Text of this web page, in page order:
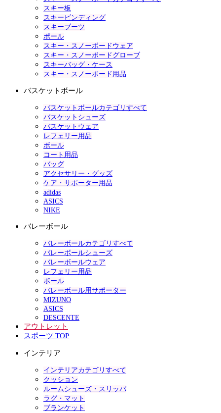
スキー板
スキービンディング
スキーブーツ
ポール
スキー・スノーボードウェア
スキー・スノーボードグローブ
スキーバッグ・ケース
スキー・スノーボード用品
バスケットボール
バスケットボールカテゴリすべて
バスケットシューズ
バスケットウェア
レフェリー用品
ボール
コート用品
バッグ
アクセサリー・グッズ
ケア・サポーター用品
adidas
ASICS
NIKE
バレーボール
バレーボールカテゴリすべて
バレーボールシューズ
バレーボールウェア
レフェリー用品
ボール
バレーボール用サポーター
MIZUNO
ASICS
DESCENTE
アウトレット
スポーツ TOP
インテリア
インテリアカテゴリすべて
クッション
ルームシューズ・スリッパ
ラグ・マット
ブランケット